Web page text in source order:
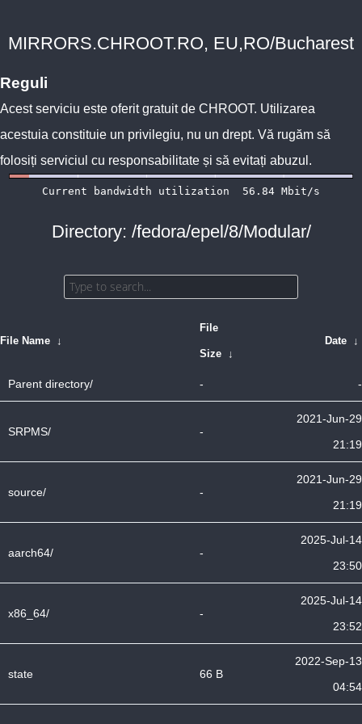
MIRRORS.CHROOT.RO, EU,RO/Bucharest
Reguli
Acest serviciu este oferit gratuit de CHROOT. Utilizarea
acestuia constituie un privilegiu, nu un drept. Vă rugăm să
folosiți serviciul cu responsabilitate și să evitați abuzul.
Directory: /fedora/epel/8/Modular/
File Name ↓
File
Size ↓
Date ↓
Parent directory/ - -
SRPMS/ -
2021-Jun-29
21:19
source/ -
2021-Jun-29
21:19
aarch64/ -
2025-Jul-14
23:50
x86_64/ -
2025-Jul-14
23:52
state 66 B
2022-Sep-13
04:54